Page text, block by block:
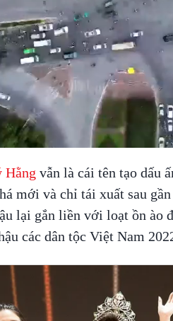
Hằng vẫn là cái tên tạo dấu
mới và chỉ tái xuất sau
lại gắn liền với loạt ồn ào
các dân tộc Việt Nam